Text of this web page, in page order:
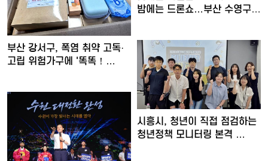
밤에는 드론쇼…부산 수영구,
부산 강서구, 폭염 취약 고독·
고립 위험가구에 '똑똑！…
시흥시, 청년이 직접 점검하는
청년정책 모니터링 본격 …